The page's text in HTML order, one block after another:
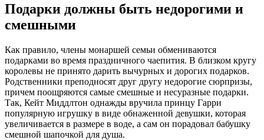
Подарки должны быть недорогими и
смешными
Как правило, члены монаршей семьи обмениваются
подарками во время праздничного чаепития. В близком кругу
королевы не принято дарить вычурных и дорогих подарков.
Родственники преподносят друг другу недорогие сюрпризы,
причем поощряются самые смешные и несуразные подарки.
Так, Кейт Миддлтон однажды вручила принцу Гарри
популярную игрушку в виде обнаженной девушки, которая
увеличивается в размере в воде, а сам он порадовал бабушку
смешной шапочкой для душа.